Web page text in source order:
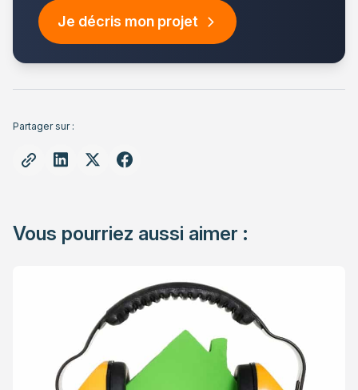
Je décris mon projet
Partager sur :
Vous pourriez aussi aimer :